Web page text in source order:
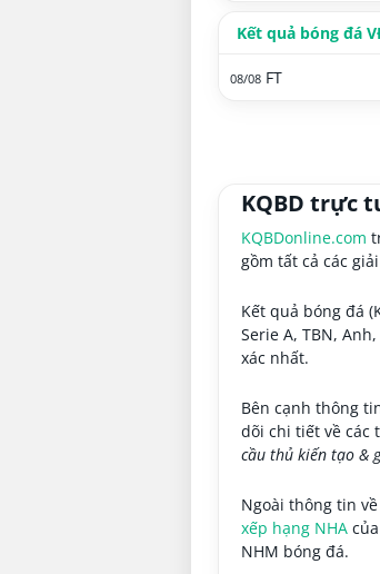
Kết quả bóng đá
08/08 FT
KQBD trực
KQBDonline.com
gồm tất cả các
Kết quả bóng đá
Serie A, TBN,
xác nhất.
Bên cạnh thông
dõi chi tiết về các
cầu thủ kiến tạo &
Ngoài thông tin
xếp hạng NHA
NHM bóng đá.